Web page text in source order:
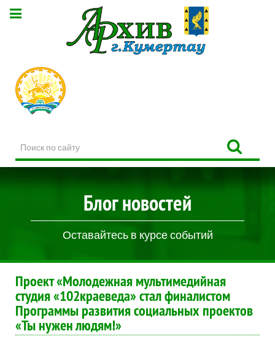
по
сайту
Блог новостей
Оставайтесь в курсе событий
Проект «Молодежная мультимедийная
студия «102краеведа» стал финалистом
Программы развития социальных проектов
«Ты нужен людям!»